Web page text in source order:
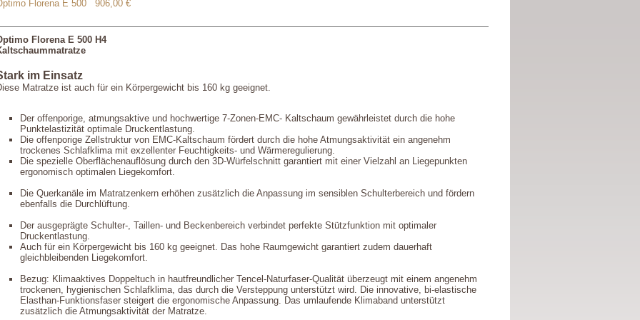
Florena E 500 906,00 €
Florena E 500 H4
im Einsatz
Matratze ist auch für ein Körpergewicht bis 160 kg geeignet.
Der offenporige, atmungsaktive und hochwertige 7-Zonen-EMC- Kaltschaum gewährleistet durch die hohe
Punktelastizität optimale Druckentlastung.
Die offenporige Zellstruktur von EMC-Kaltschaum fördert durch die hohe Atmungsaktivität ein angenehm
trockenes Schlafklima mit exzellenter Feuchtigkeits- und Wärmeregulierung.
Die spezielle Oberflächenauflösung durch den 3D-Würfelschnitt garantiert mit einer Vielzahl an Liegepunkten
ergonomisch optimalen Liegekomfort.
Die Querkanäle im Matratzenkern erhöhen zusätzlich die Anpassung im sensiblen Schulterbereich und fördern
ebenfalls die Durchlüftung.
Der ausgeprägte Schulter-, Taillen- und Beckenbereich verbindet perfekte Stützfunktion mit optimaler
Druckentlastung.
Auch für ein Körpergewicht bis 160 kg geeignet. Das hohe Raumgewicht garantiert zudem dauerhaft
gleichbleibenden Liegekomfort.
Bezug: Klimaaktives Doppeltuch in hautfreundlicher Tencel-Naturfaser-Qualität überzeugt mit einem angenehm
trockenen, hygienischen Schlafklima, das durch die Versteppung unterstützt wird. Die innovative, bi-elastische
Elasthan-Funktionsfaser steigert die ergonomische Anpassung. Das umlaufende Klimaband unterstützt
zusätzlich die Atmungsaktivität der Matratze.